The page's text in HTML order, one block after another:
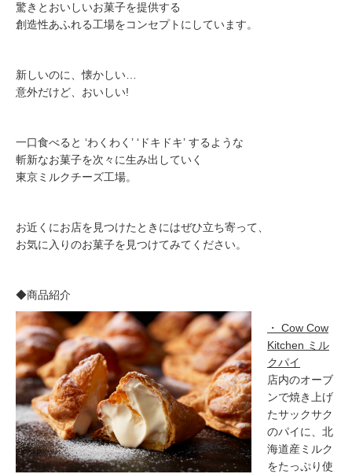
驚きとおいしいお菓子を提供する
創造性あふれる工場をコンセプトにしています。
新しいのに、懐かしい…
意外だけど、おいしい!
一口食べると ‘わくわく’ ‘ドキドキ’ するような
斬新なお菓子を次々に生み出していく
東京ミルクチーズ工場。
お近くにお店を見つけたときにはぜひ立ち寄って、
お気に入りのお菓子を見つけてみてください。
◆商品紹介
・ Cow Cow
Kitchen ミル
クパイ
店内のオーブ
ンで焼き上げ
たサックサク
のパイに、北
海道産ミルク
をたっぷり使